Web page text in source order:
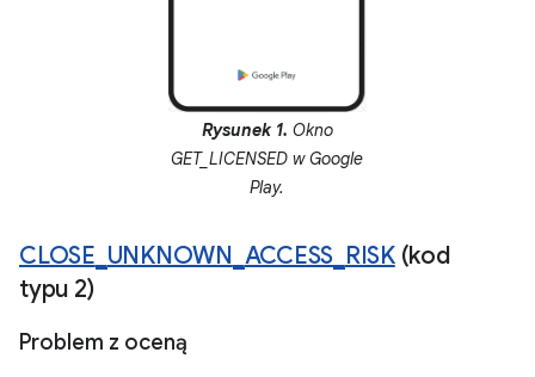
Rysunek 1. Okno
GET_LICENSED w Google
Play.
CLOSE UNKNOWN ACCESS RISK(kod
typu 2)
Problem z oceną